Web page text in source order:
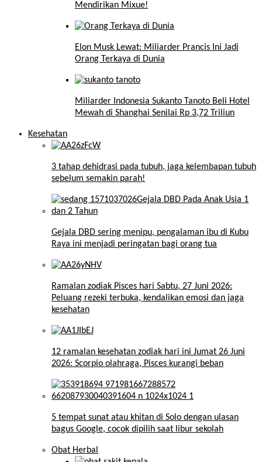
Mendirikan Mixue!
Elon Musk Lewat: Miliarder Prancis Ini Jadi
Orang Terkaya di Dunia
Miliarder Indonesia Sukanto Tanoto Beli Hotel
Mewah di Shanghai Senilai Rp 3,72 Triliun
Kesehatan
3 tahap dehidrasi pada tubuh, jaga kelembapan tubuh
sebelum semakin parah!
Gejala DBD sering menipu, pengalaman ibu di Kubu
Raya ini menjadi peringatan bagi orang tua
Ramalan zodiak Pisces hari Sabtu, 27 Juni 2026:
Peluang rezeki terbuka, kendalikan emosi dan jaga
kesehatan
12 ramalan kesehatan zodiak hari ini Jumat 26 Juni
2026: Scorpio olahraga, Pisces kurangi beban
5 tempat sunat atau khitan di Solo dengan ulasan
bagus Google, cocok dipilih saat libur sekolah
Obat Herbal